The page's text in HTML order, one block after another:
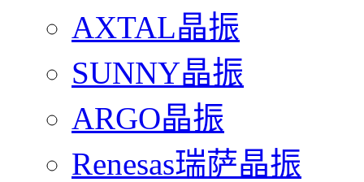
AXTAL晶振
SUNNY晶振
ARGO晶振
Renesas瑞萨晶振